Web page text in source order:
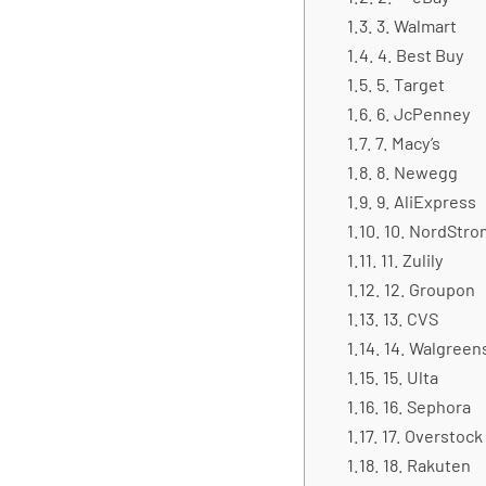
3. Walmart
4. Best Buy
5. Target
6. JcPenney
7. Macy’s
8. Newegg
9. AliExpress
10.
11. Zulily
12. Groupon
13. CVS
14.
15. Ulta
16. Sephora
17. Overstock
18. Rakuten